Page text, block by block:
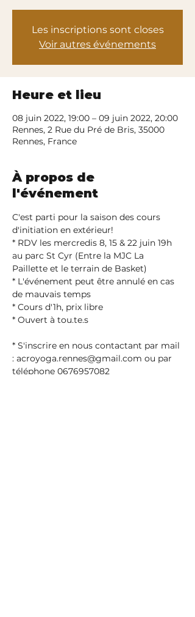
Les inscriptions sont closes
Voir autres événements
Heure et lieu
08 juin 2022, 19:00 – 09 juin 2022, 20:00
Rennes, 2 Rue du Pré de Bris, 35000
Rennes, France
À propos de
l'événement
C'est parti pour la saison des cours
d'initiation en extérieur!
* RDV les mercredis 8, 15 & 22 juin 19h
au parc St Cyr (Entre la MJC La
Paillette et le terrain de Basket)
* L'événement peut être annulé en cas
de mauvais temps
* Cours d'1h, prix libre
* S'inscrire en nous contactant par mail
: acroyoga.rennes@gmail.com ou par
téléphone 0676957082